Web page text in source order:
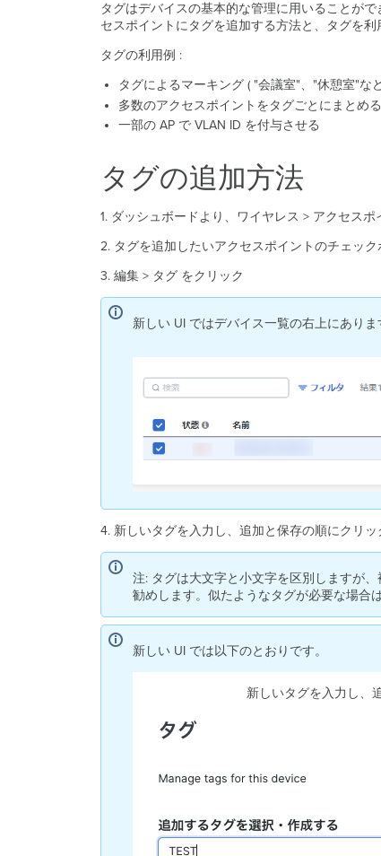
タグはデバイスの基本的な管理に用いることが
セスポイントにタグを追加する方法と、タグを
タグの利用例 :
タグによるマーキング ( "会議室"、"休憩室"な
多数のアクセスポイントをタグごとにまとめる
一部の AP で VLAN ID を付与させる
タグの追加方法
1. ダッシュボードより、ワイヤレス > アクセス
2. タグを追加したいアクセスポイントのチェッ
3. 編集 > タグ をクリック
新しい UI ではデバイス一覧の右上にありま
4. 新しいタグを入力し、追加と保存の順にクリッ
注: タグは大文字と小文字を区別しますが
勧めします。似たようなタグが必要な場合
新しい UI では以下のとおりです。
新しいタグを入力し、